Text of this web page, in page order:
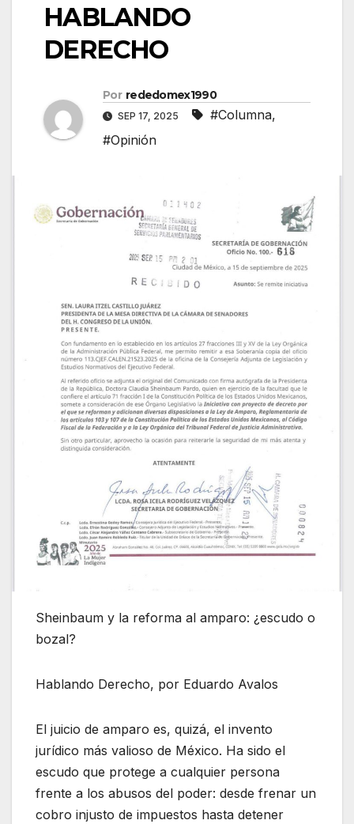
HABLANDO
DERECHO
Por rededomex1990
SEP 17, 2025 #Columna,
#Opinión
Sheinbaum y la reforma al amparo: ¿escudo o
bozal?
Hablando Derecho, por Eduardo Avalos
El juicio de amparo es, quizá, el invento
jurídico más valioso de México. Ha sido el
escudo que protege a cualquier persona
frente a los abusos del poder: desde frenar un
cobro injusto de impuestos hasta detener